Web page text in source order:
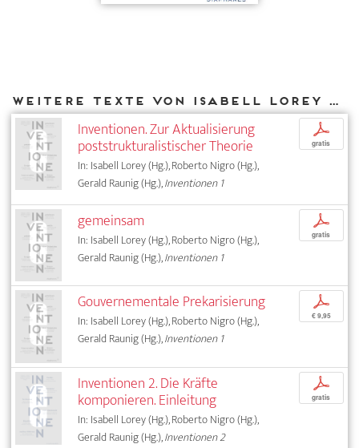
Weitere Texte von Isabell Lorey bei DIAPHANES
Inventionen. Zur Aktualisierung
poststrukturalistischer Theorie
In: Isabell Lorey (Hg.), Roberto Nigro (Hg.),
Gerald Raunig (Hg.),Inventionen 1
p
gratis
gemeinsam
In: Isabell Lorey (Hg.), Roberto Nigro (Hg.),
Gerald Raunig (Hg.),Inventionen 1
p
gratis
Gouvernementale Prekarisierung
In: Isabell Lorey (Hg.), Roberto Nigro (Hg.),
Gerald Raunig (Hg.),Inventionen 1
p
€ 9,95
Inventionen 2. Die Kräfte
komponieren. Einleitung
In: Isabell Lorey (Hg.), Roberto Nigro (Hg.),
Gerald Raunig (Hg.),Inventionen 2
p
gratis